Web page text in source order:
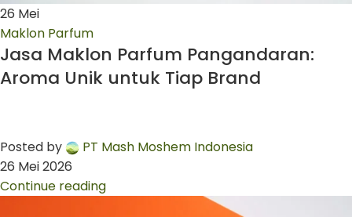
26 Mei
Maklon Parfum
Jasa Maklon Parfum Pangandaran:
Aroma Unik untuk Tiap Brand
Posted by
PT Mash Moshem Indonesia
26 Mei 2026
Continue reading